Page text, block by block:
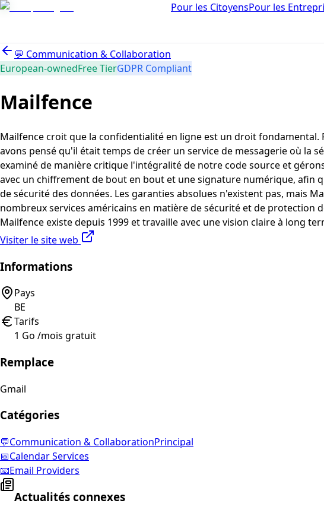
Pour les CitoyensPour les
💬 Communication & Collaboration
European-ownedFree TierGDPR Compliant
Mailfence
Mailfence croit que la confidentialité en ligne est un droit
avons pensé qu'il était temps de créer un service de messagerie où
examiné de manière critique l'intégralité de notre code source et
avec un chiffrement de bout en bout et une signature numérique, afin
de sécurité des données. Les garanties absolues n'existent pas, mais
nombreux services américains en matière de sécurité et de protection
Mailfence existe depuis 1999 et travaille avec une vision claire à long
Visiter le site web
Informations
Pays
BE
Tarifs
1 Go /mois gratuit
Remplace
Gmail
Catégories
💬Communication & CollaborationPrincipal
📅Calendar Services
📧Email Providers
Actualités connexes